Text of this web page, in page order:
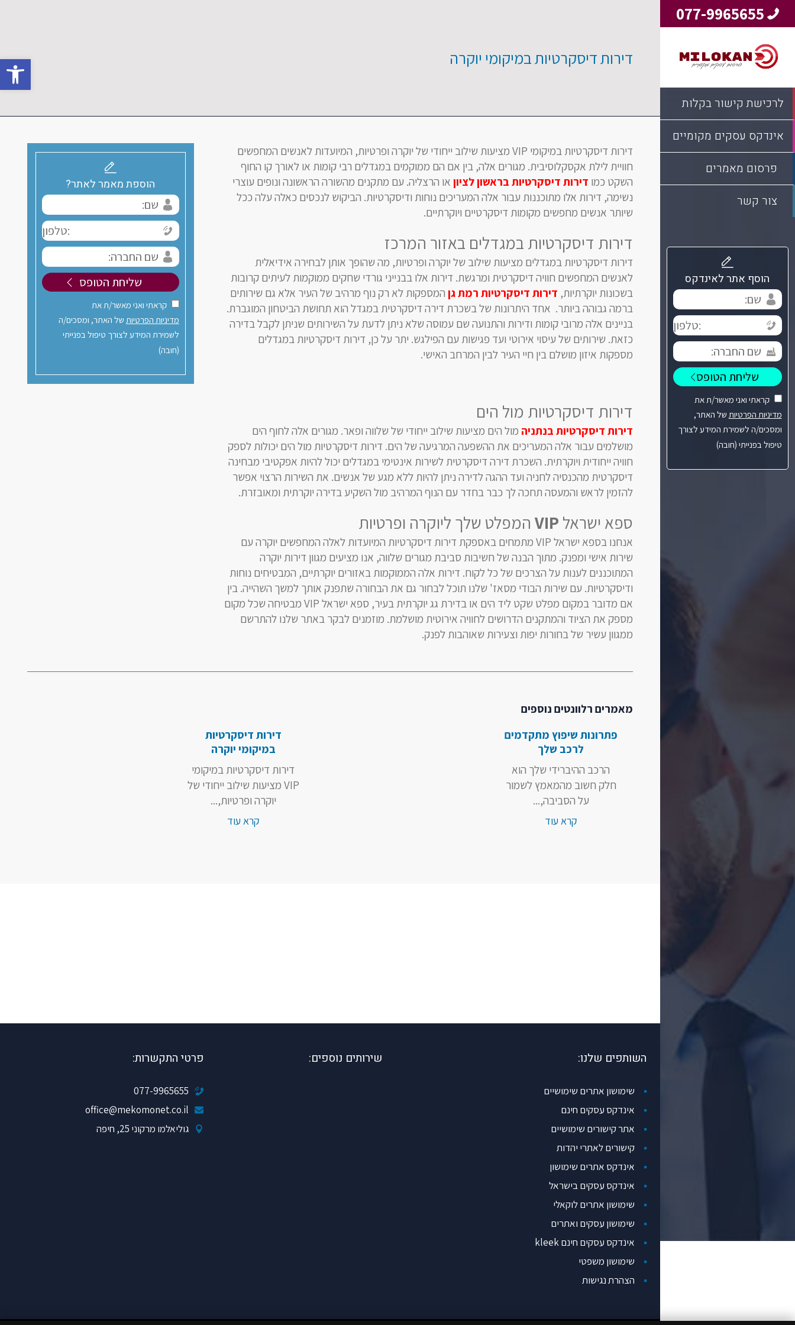
פתח
077-9965655
לרכישת קישור בקלות
אינדקס עסקים מקומיים
פרסום מאמרים
צור קשר
הוסף אתר לאינדקס
קראתי ואני מאשר/ת את
מדיניות הפרטיות של האתר,
ומסכים/ה לשמירת המידע לצורך
טיפול בפנייתי (חובה)
דירות דיסקרטיות במיקומי יוקרה
דירות דיסקרטיות במיקומי VIP מציעות שילוב ייחודי של יוקרה ופרטיות, המיועדות לאנשים המחפשים
חוויית לילת אקסקלוסיבית. מגורים אלה, בין אם הם ממוקמים במגדלים רבי קומות או לאורך קו החוף
השקט כמו דירות דיסקרטיות בראשון לציון או הרצליה. עם מתקנים מהשורה הראשונה ונופים עוצרי
נשימה, דירות אלו מתוכננות עבור אלה המעריכים נוחות ודיסקרטיות. הביקוש לנכסים כאלה עלה ככל
שיותר אנשים מחפשים מקומות דיסקרטיים ויוקרתיים.
דירות דיסקרטיות במגדלים באזור המרכז
דירות דיסקרטיות במגדלים מציעות שילוב של יוקרה ופרטיות, מה שהופך אותן לבחירה אידיאלית
לאנשים המחפשים חוויה דיסקרטית ומרגשת. דירות אלו בבנייני גורדי שחקים ממוקמות לעיתים קרובות
בשכונות יוקרתיות, דירות דיסקרטיות רמת גן המספקות לא רק נוף מרהיב של העיר אלא גם שירותים
ברמה גבוהה ביותר. אחד היתרונות של בשכרת דירה דיסקרטית במגדל הוא תחושת הביטחון המוגברת.
בניינים אלה מרובי קומות ודירות והתנועה שם עמוסה שלא ניתן לדעת על השירותים שניתן לקבל בדירה
כזאת. שירותים של עיסוי אירוטי ועד פגישות עם הפילגש. יתר על כן, דירות דיסקרטיות במגדלים
מספקות איזון מושלם בין חיי העיר לבין המרחב האישי.
דירות דיסקרטיות מול הים
דירות דיסקרטיות בנתניה מול הים מציעות שילוב ייחודי של שלווה ופאר. מגורים אלה לחוף הים
מושלמים עבור אלה המעריכים את ההשפעה המרגיעה של הים. דירות דיסקרטיות מול הים יכולות לספק
חוויה ייחודית ויוקרתית. השכרת דירה דיסקרטית לשירות אינטימי במגדלים יכול להיות אפקטיבי מבחינה
דיסקרטית מהכנסיה לחניה ועד ההגה לדירה ניתן להיות ללא מגע של אנשים. את השירות הרצוי אפשר
להזמין לראש והמעסה תחכה לך כבר בחדר עם הנוף המרהיב מול השקיע בדירה יוקרתית ומאובזרת.
ספא ישראל VIP המפלט שלך ליוקרה ופרטיות
אנחנו בספא ישראל VIP מתמחים באספקת דירות דיסקרטיות המיועדות לאלה המחפשים יוקרה עם
שירות אישי ומפנק. מתוך הבנה של חשיבות סביבת מגורים שלווה, אנו מציעים מגוון דירות יוקרה
המתוכננים לענות על הצרכים של כל לקוח. דירות אלה הממוקמות באזורים יוקרתיים, המבטיחים נוחות
ודיסקרטיות. עם שירות הבודי מסאז' שלנו תוכל לבחור גם את הבחורה שתפנק אותך למשך השהייה. בין
אם מדובר במקום מפלט שקט ליד הים או בדירת גג יוקרתית בעיר, ספא ישראל VIP מבטיחה שכל מקום
מספק את הציוד והמתקנים הדרושים לחוויה אירוטית מושלמת. מוזמנים לבקר באתר שלנו להתרשם
ממגוון עשיר של בחורות יפות וצעירות שאוהבות לפנק.
הוספת מאמר לאתר?
קראתי ואני מאשר/ת את
מדיניות הפרטיות של האתר, ומסכים/ה
לשמירת המידע לצורך טיפול בפנייתי
(חובה)
מאמרים רלוונטים נוספים
פתרונות שיפוץ מתקדמים
לרכב שלך
הרכב ההיברידי שלך הוא
חלק חשוב מהמאמץ לשמור
על הסביבה,...
קרא עוד
דירות דיסקרטיות
במיקומי יוקרה
דירות דיסקרטיות במיקומי
VIP מציעות שילוב ייחודי של
יוקרה ופרטיות,...
קרא עוד
השותפים שלנו:
שימושון אתרים שימושיים
אינדקס עסקים חינם
אתר קישורים שימושיים
קישורים לאתרי יהדות
אינדקס אתרים שימושון
אינדקס עסקים בישראל
שימושון אתרים לוקאלי
שימושון עסקים ואתרים
אינדקס עסקים חינם kleek
שימושון משפטי
הצהרת נגישות
שירותים נוספים: פרטי התקשרות:
077-9965655
office@mekomonet.co.il
גוליאלמו מרקוני 25, חיפה